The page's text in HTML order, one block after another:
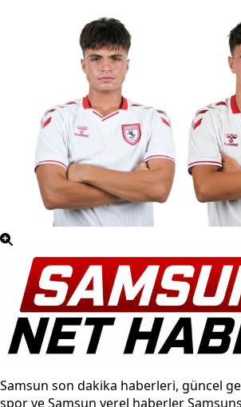
Samsun son dakika haberleri, güncel
spor ve Samsun yerel haberler